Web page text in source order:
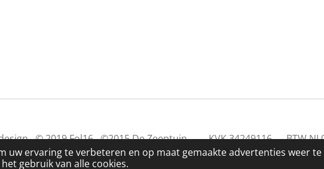
uw ervaring te verbeteren en op maat gemaakte advertenties weer
gebruik van alle cookies.
© 2019 Fol16 ©2015 De Zeeptuin KVK 34249116 BTW